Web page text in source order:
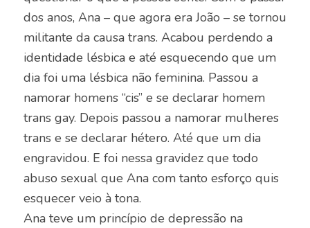
dos anos, Ana – que agora era João – se tornou
militante da causa trans. Acabou perdendo a
identidade lésbica e até esquecendo que um
dia foi uma lésbica não feminina. Passou a
namorar homens “cis” e se declarar homem
trans gay. Depois passou a namorar mulheres
trans e se declarar hétero. Até que um dia
engravidou. E foi nessa gravidez que todo
abuso sexual que Ana com tanto esforço quis
esquecer veio à tona.
Ana teve um princípio de depressão na